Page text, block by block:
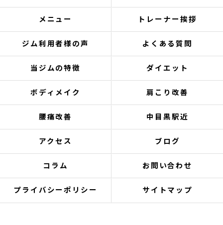
メニュー トレーナー挨拶
ジム利用者様の声 よくある質問
当ジムの特徴 ダイエット
ボディメイク 肩こり改善
腰痛改善 中目黒駅近
アクセス ブログ
コラム お問い合わせ
プライバシーポリシー サイトマップ